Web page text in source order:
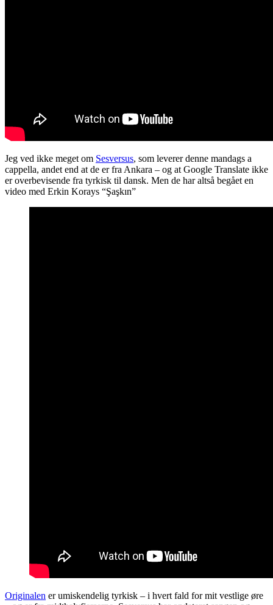
Jeg ved ikke meget om Sesversus, som leverer denne mandags a
cappella, andet end at de er fra Ankara – og at Google Translate ikke
er overbevisende fra tyrkisk til dansk. Men de har altså begået en
video med Erkin Korays “Şaşkın”
Originalen er umiskendelig tyrkisk – i hvert fald for mit vestlige øre